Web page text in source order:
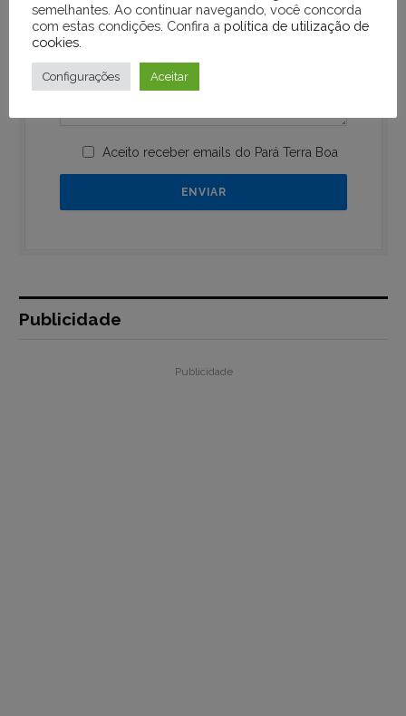
Aceito receber emails do Pará Terra Boa
Publicidade
Publicidade
semelhantes. Ao continuar navegando, você concorda
com estas condições. Confira a política de utilização de
cookies
Configurações Aceitar